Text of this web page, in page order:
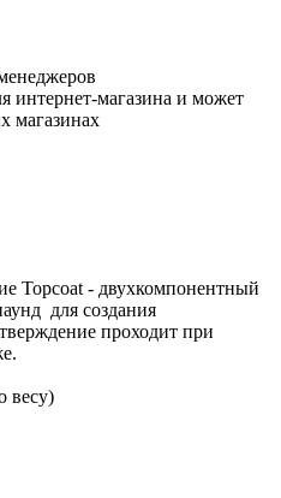
интернет-магазина и может
магазинах
Topcoat - двухкомпонентный
для создания
проходит при
весу)